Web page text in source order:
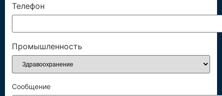
Телефон
Промышленность
Сообщение